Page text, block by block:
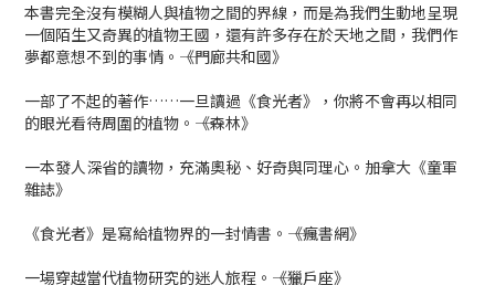
本書完全沒有模糊人與植物之間的界線，而是為我們生動地呈現
一個陌生又奇異的植物王國，還有許多存在於天地之間，我們作
夢都意想不到的事情。――《門廊共和國》
一部了不起的著作……一旦讀過《食光者》，你將不會再以相同
的眼光看待周圍的植物。――《森林》
一本發人深省的讀物，充滿奧秘、好奇與同理心。――加拿大《童軍
雜誌》
《食光者》是寫給植物界的一封情書。――《瘋書網》
一場穿越當代植物研究的迷人旅程。――《獵戶座》